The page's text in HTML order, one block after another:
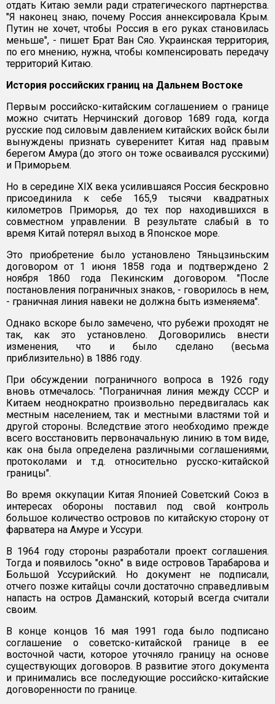
отдать Китаю земли ради стратегического партнерства.
"Я наконец знаю, почему Россия аннексировала Крым.
Путин не хочет, чтобы Россия в его руках становилась
меньше", - пишет Брат Ван Сяо. Украинская территория,
по его мнению, нужна, чтобы компенсировать передачу
территорий Китаю.
История российских границ на Дальнем Востоке
Первым российско-китайским соглашением о границе
можно считать Нерчинский договор 1689 года, когда
русские под силовым давлением китайских войск были
вынуждены признать суверенитет Китая над правым
берегом Амура (до этого он тоже осваивался русскими)
и Приморьем.
Но в середине XIX века усилившаяся Россия бескровно
присоединила к себе 165,9 тысячи квадратных
километров Приморья, до тех пор находившихся в
совместном управлении. В результате слабый в то
время Китай потерял выход в Японское море.
Это приобретение было установлено Тяньцзиньским
договором от 1 июня 1858 года и подтверждено 2
ноября 1860 года Пекинским договором. "После
постановления пограничных знаков, - говорилось в нем,
- граничная линия навеки не должна быть изменяема".
Однако вскоре было замечено, что рубежи проходят не
так, как это установлено. Договорились внести
изменения, что и было сделано (весьма
приблизительно) в 1886 году.
При обсуждении пограничного вопроса в 1926 году
вновь отмечалось: "Пограничная линия между СССР и
Китаем неоднократно произвольно передвигалась как
местным населением, так и местными властями той и
другой стороны. Вследствие этого необходимо прежде
всего восстановить первоначальную линию в том виде,
как она была определена различными соглашениями,
протоколами и т.д. относительно русско-китайской
границы".
Во время оккупации Китая Японией Советский Союз в
интересах обороны поставил под свой контроль
большое количество островов по китайскую сторону от
фарватера на Амуре и Уссури.
В 1964 году стороны разработали проект соглашения.
Тогда и появилось "окно" в виде островов Тарабарова и
Большой Уссурийский. Но документ не подписали,
отчего позже китайцы сочли достаточно справедливым
напасть на остров Даманский, который всегда считали
своим.
В конце концов 16 мая 1991 года было подписано
соглашение о советско-китайской границе в ее
восточной части, которое уточняло границу на основе
существующих договоров. В развитие этого документа
и принимались все последующие российско-китайские
договоренности по границе.